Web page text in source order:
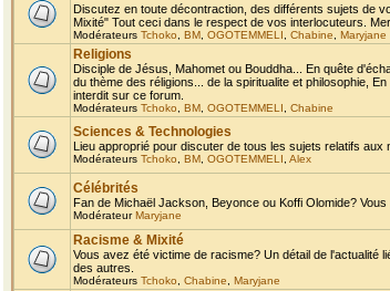
Discutez en toute décontraction, des différents sujets de
Mixité" Tout ceci dans le respect de vos interlocuteurs.
Modérateurs Tchoko BM OGOTEMMELI Chabine Maryjane
Religions
Disciple de Jésus, Mahomet ou Bouddha... En quête
du thème des réligions... de la spiritualite et philosophie,
interdit sur ce forum.
Modérateurs Tchoko BM OGOTEMMELI Chabine
Sciences & Technologies
Lieu approprié pour discuter de tous les sujets relatifs aux
Modérateurs Tchoko BM OGOTEMMELI Alex
Célébrités
Fan de Michaël Jackson, Beyonce ou Koffi Olomide?
ModérateurMaryjane
Racisme & Mixité
Vous avez été victime de racisme? Un détail de l'actualité
des autres.
Modérateurs Tchoko Chabine Maryjane